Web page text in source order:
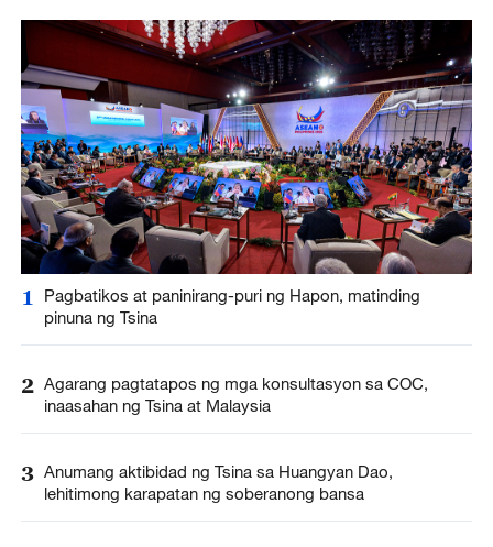
1
Pagbatikos at paninirang-puri ng Hapon, matinding
pinuna ng Tsina
2 Agarang pagtatapos ng mga konsultasyon sa COC,
inaasahan ng Tsina at Malaysia
3 Anumang aktibidad ng Tsina sa Huangyan Dao,
lehitimong karapatan ng soberanong bansa